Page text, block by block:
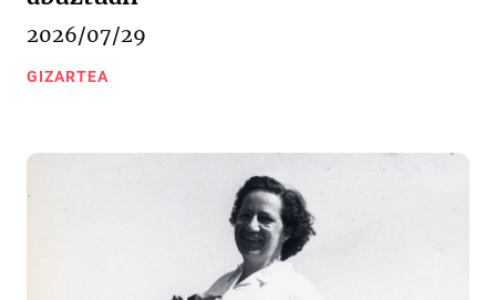
2026/07/29
GIZARTEA